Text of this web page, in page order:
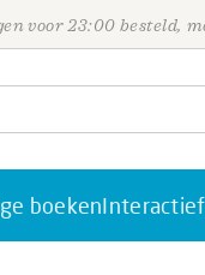
voor 23:00 besteld,
boeken